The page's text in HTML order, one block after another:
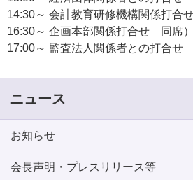
14:30～ 会計教育研修機構関係打合
16:30～ 企画本部関係打合せ 同席
17:00～ 監査法人関係者との打合せ
ニュース
お知らせ
会長声明・プレスリリース等